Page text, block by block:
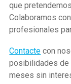
que
Colaboramos
profesionales
Contacte con
posibilidades de
meses sin